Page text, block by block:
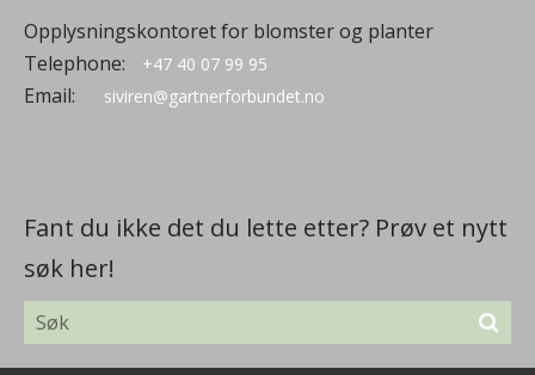
Opplysningskontoret for blomster og planter
Telephone:
+47 40 07 99 95
Email: siviren@gartnerforbundet.no
Fant du ikke det du lette etter? Prøv et nytt
søk her!